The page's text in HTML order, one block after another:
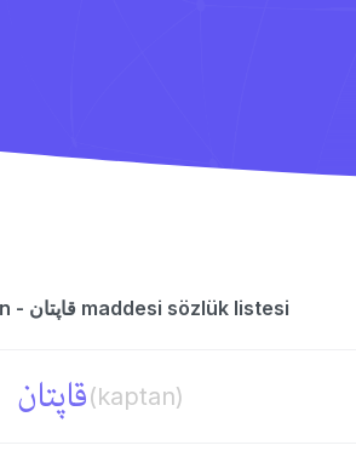
kaptan - قاپتان maddesi sözlük listesi
قاپتان(kaptan)